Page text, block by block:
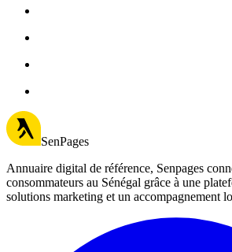
SenPages
Annuaire digital de référence, Senpages
consommateurs au Sénégal grâce à une
solutions marketing et un accompagnement